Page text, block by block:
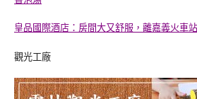
皇品國際酒店：房間大又舒服，離嘉義火車
觀光工廠